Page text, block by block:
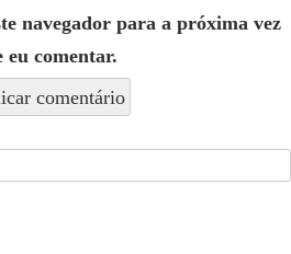
navegador para a próxima vez
eu comentar.